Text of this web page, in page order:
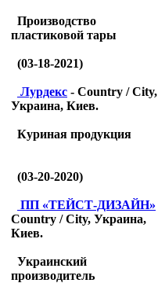
Производство
пластиковой тары
(03-18-2021)
Лурдекс - Country / City,
Украина, Киев.
Куриная продукция
(03-20-2020)
ПП «ТЕЙСТ-ДИЗАЙН»
Country / City, Украина,
Киев.
Украинский
производитель